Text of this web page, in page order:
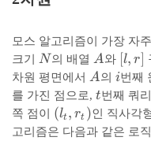
1
-
\
fr
a
c
{
모스 알고리즘이 가장 자
크기 N
N의 배열 A
A와 [
l
,
r
]
[l, r]
차원 평면에서 A
A의 i
i번째
를 가진 점으로, t
t번째 쿼
쪽 점이 (
l
(lt, rt )인 직사각
고리즘은 다음과 같은 로